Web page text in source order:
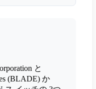
と
(BLADE) か